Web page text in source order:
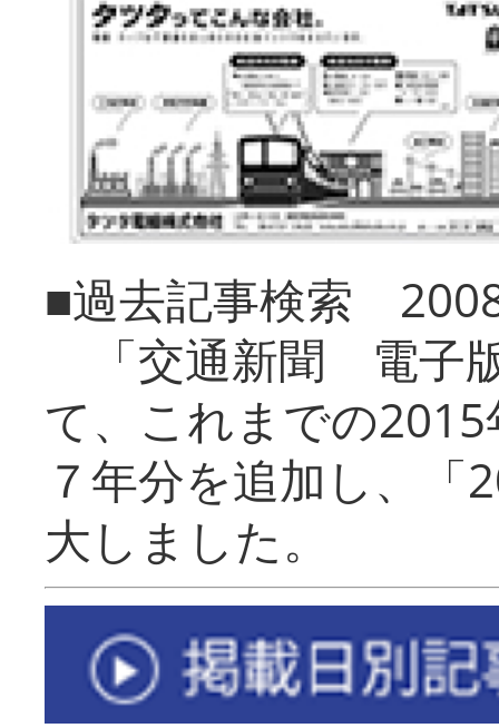
■過去記事検索
「交通新聞 電子
て、これまでの
７年分を追加し、「
大しまし